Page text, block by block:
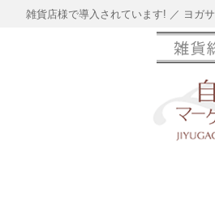
雑貨店様で導入されています! ／ ヨガ